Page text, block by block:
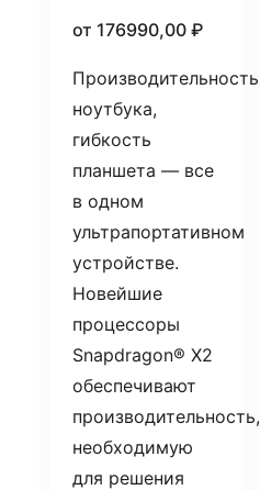
от 176990,00 ₽
Производительность
ноутбука,
гибкость
планшета — все
в одном
ультрапортативном
устройстве.
Новейшие
процессоры
Snapdragon® X2
обеспечивают
производительность,
необходимую
для решения